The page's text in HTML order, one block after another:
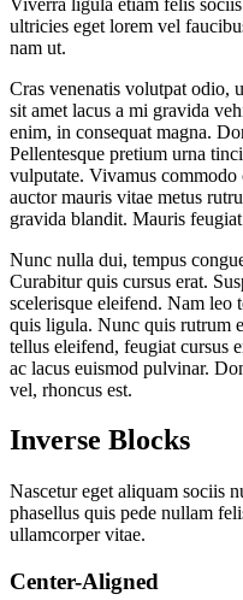
ultricies eget lorem vel
nam ut.
Cras venenatis volutpat odio,
sit amet lacus a mi gravida
enim, in consequat magna.
Pellentesque pretium urna
vulputate. Vivamus
auctor mauris vitae metus
gravida blandit. Mauris
Nunc nulla dui, tempus
Curabitur quis cursus erat.
scelerisque eleifend. Nam leo
quis ligula. Nunc quis rutrum
tellus eleifend, feugiat cursus
ac lacus euismod pulvinar.
vel, rhoncus est.
Inverse Blocks
Nascetur eget aliquam sociis
phasellus quis pede nullam
ullamcorper vitae.
Center-Aligned